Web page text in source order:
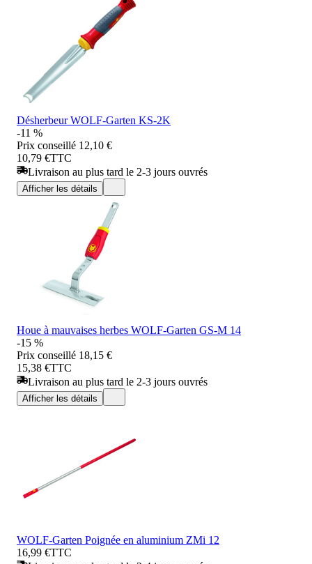
Désherbeur WOLF-Garten KS-2K
-11 %
Prix conseillé 12,10 €
10,79 €TTC
Livraison au plus tard le 2-3 jours ouvrés
Afficher les détails
Houe à mauvaises herbes WOLF-Garten GS-M 14
-15 %
Prix conseillé 18,15 €
15,38 €TTC
Livraison au plus tard le 2-3 jours ouvrés
Afficher les détails
WOLF-Garten Poignée en aluminium ZMi 12
16,99 €TTC